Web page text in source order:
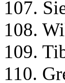
107.
108.
109.
110.